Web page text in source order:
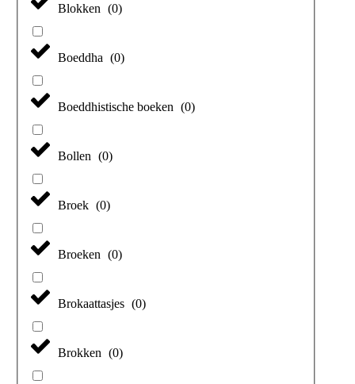
Blokken (0)
Boeddha (0)
Boeddhistische boeken (0)
Bollen (0)
Broek (0)
Broeken (0)
Brokaattasjes (0)
Brokken (0)